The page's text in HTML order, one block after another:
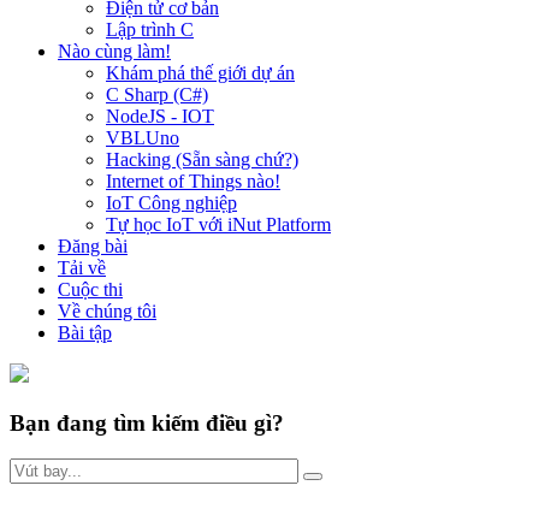
Điện tử cơ bản
Lập trình C
Nào cùng làm!
Khám phá thế giới dự án
C Sharp (C#)
NodeJS - IOT
VBLUno
Hacking (Sẵn sàng chứ?)
Internet of Things nào!
IoT Công nghiệp
Tự học IoT với iNut Platform
Đăng bài
Tải về
Cuộc thi
Về chúng tôi
Bài tập
Bạn đang tìm kiếm điều gì?